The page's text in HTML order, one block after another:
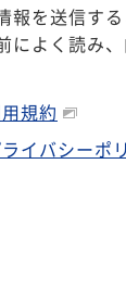
報を送信す
によく読み
規約
ライバシーポ